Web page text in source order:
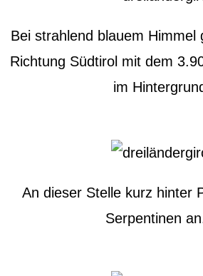
Bei strahlend blauem Himmel
Richtung Südtirol mit dem
im
An dieser Stelle kurz hinter
Serpentinen